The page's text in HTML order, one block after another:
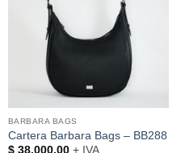
BARBARA BAGS
Cartera Barbara Bags – BB288
$38.000,00+ IVA